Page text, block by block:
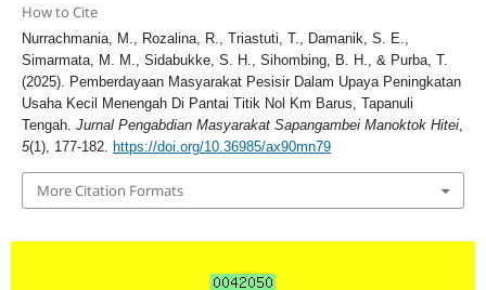
How to Cite
Nurrachmania, M., Rozalina, R., Triastuti, T., Damanik, S. E.,
Simarmata, M. M., Sidabukke, S. H., Sihombing, B. H., & Purba, T.
(2025). Pemberdayaan Masyarakat Pesisir Dalam Upaya Peningkatan
Usaha Kecil Menengah Di Pantai Titik Nol Km Barus, Tapanuli
Tengah. Jurnal Pengabdian Masyarakat Sapangambei Manoktok Hitei,
5(1), 177-182. https://doi.org/10.36985/ax90mn79
More Citation Formats